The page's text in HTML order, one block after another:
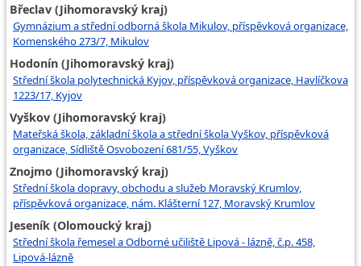
Břeclav (Jihomoravský kraj)
Gymnázium a střední odborná škola Mikulov, příspěvková organizace,
Komenského 273/7, Mikulov
Hodonín (Jihomoravský kraj)
Střední škola polytechnická Kyjov, příspěvková organizace, Havlíčkova
1223/17, Kyjov
Vyškov (Jihomoravský kraj)
Mateřská škola, základní škola a střední škola Vyškov, příspěvková
organizace, Sídliště Osvobození 681/55, Vyškov
Znojmo (Jihomoravský kraj)
Střední škola dopravy, obchodu a služeb Moravský Krumlov,
příspěvková organizace, nám. Klášterní 127, Moravský Krumlov
Jeseník (Olomoucký kraj)
Střední škola řemesel a Odborné učiliště Lipová - lázně, č.p. 458,
Lipová-lázně